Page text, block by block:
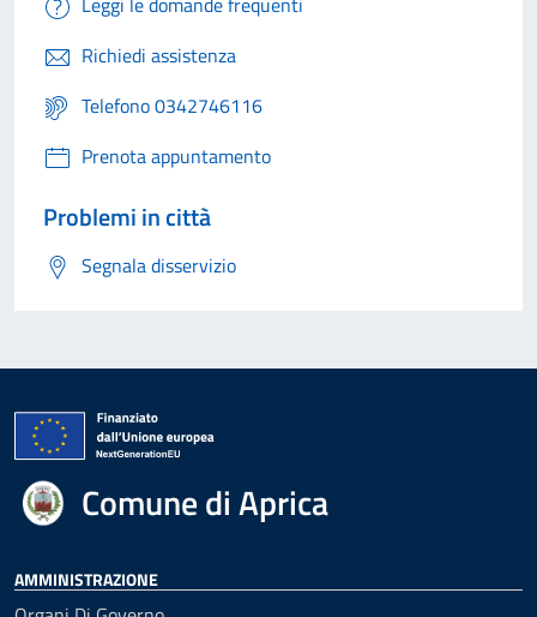
Richiedi assistenza
Telefono 0342746116
Prenota appuntamento
Problemi in città
Segnala disservizio
Comune di Aprica
AMMINISTRAZIONE